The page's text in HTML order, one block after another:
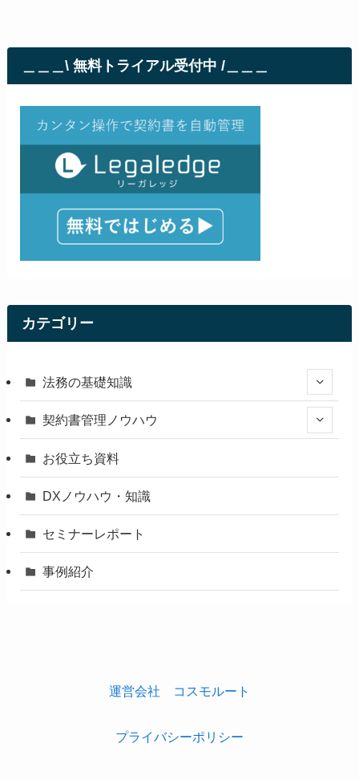
＿＿＿\ 無料トライアル受付中 /＿＿＿
カテゴリー
法務の基礎知識
契約書管理ノウハウ
お役立ち資料
DXノウハウ・知識
セミナーレポート
事例紹介
運営会社 コスモルート
プライバシーポリシー